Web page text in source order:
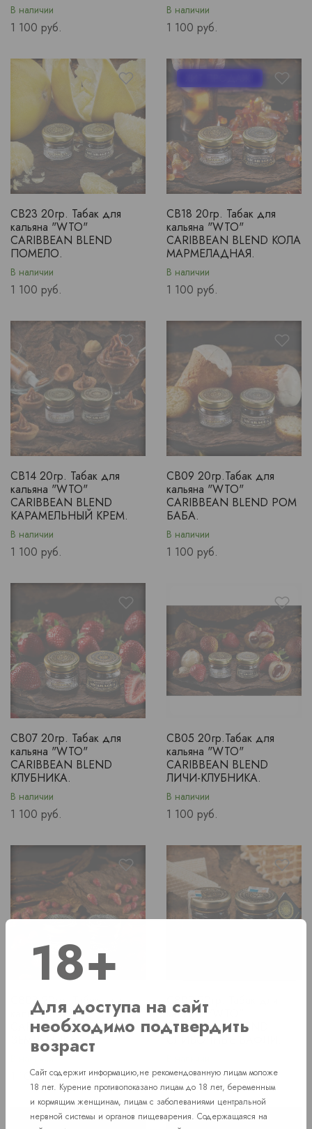
В наличии
Price
1 100 руб.
В наличии
Price
1 100 руб.
CB23 20гр. Табак для
кальяна "WTO"
CARIBBEAN BLEND
ПОМЕЛО.
В наличии
Price
1 100 руб.
CB18 20гр. Табак для
кальяна "WTO"
CARIBBEAN BLEND КОЛА
МАРМЕЛАДНАЯ.
В наличии
Price
1 100 руб.
CB14 20гр. Табак для
кальяна "WTO"
CARIBBEAN BLEND
КАРАМЕЛЬНЫЙ КРЕМ.
В наличии
Price
1 100 руб.
CB09 20гр.Табак для
кальяна "WTO"
CARIBBEAN BLEND РОМ
БАБА.
В наличии
Price
1 100 руб.
CB07 20гр. Табак для
кальяна "WTO"
CARIBBEAN BLEND
КЛУБНИКА.
В наличии
Price
1 100 руб.
CB05 20гр.Табак для
кальяна "WTO"
CARIBBEAN BLEND
ЛИЧИ-КЛУБНИКА.
В наличии
Price
1 100 руб.
CB03 20гр. Табак для
кальяна "WTO"
CARIBBEAN BLEND
ЗЕМЛЯНИКА.
Price
1 100 руб.
CB02 20гр. Табак для
кальяна "WTO"
CARIBBEAN BLEND
СЛИВОЧНЫЕ ВАФЛИ.
Price
1 100 руб.
18+
Для доступа на сайт
необходимо подтвердить
возраст
Сайт содержит информацию,не рекомендованную лицам моложе
18 лет. Курение противопоказано лицам до 18 лет, беременным
и кормящим женщинам, лицам с заболеваниями центральной
нервной системы и органов пищеварения. Содержащаяся на